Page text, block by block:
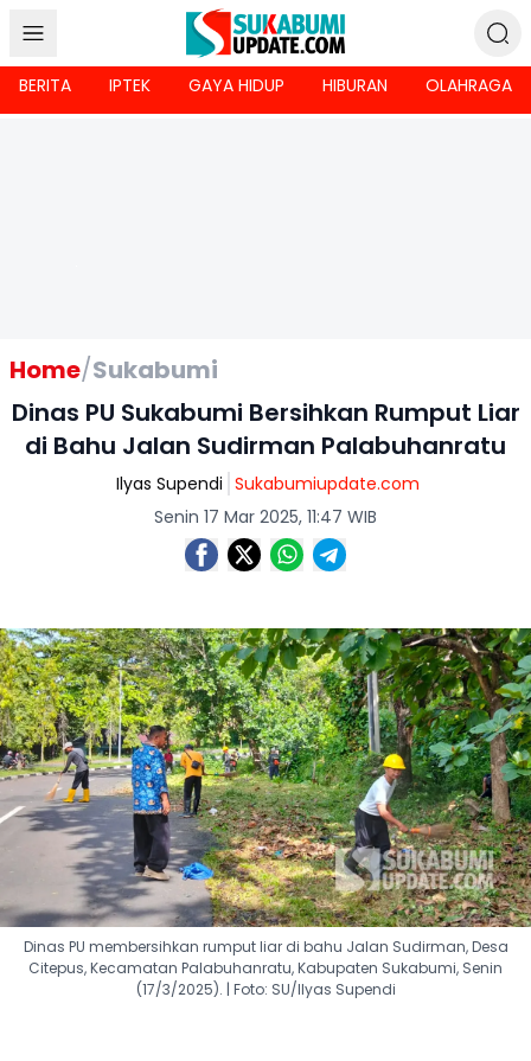
BERITA IPTEK GAYA HIDUP HIBURAN OLAHRAGA
Home/Sukabumi
Dinas PU Sukabumi Bersihkan Rumput Liar
di Bahu Jalan Sudirman Palabuhanratu
Ilyas Supendi Sukabumiupdate.com
Senin 17 Mar 2025, 11:47 WIB
Dinas PU membersihkan rumput liar di bahu Jalan Sudirman, Desa
Citepus, Kecamatan Palabuhanratu, Kabupaten Sukabumi, Senin
(17/3/2025). | Foto: SU/Ilyas Supendi